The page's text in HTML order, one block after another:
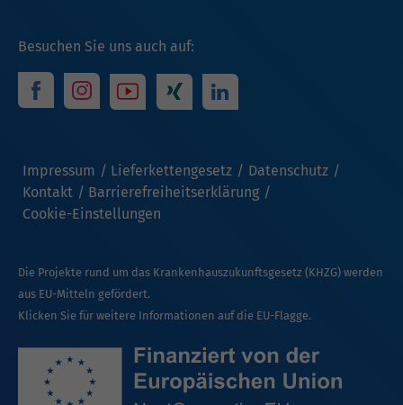
Besuchen Sie uns auch auf:
Impressum Lieferkettengesetz
Datenschutz
Kontakt
Barrierefreiheitserklärung
Cookie-Einstellungen
Die Projekte rund um das Krankenhauszukunftsgesetz (KHZG) werden
aus EU-Mitteln gefördert.
Klicken Sie für weitere Informationen auf die EU-Flagge.